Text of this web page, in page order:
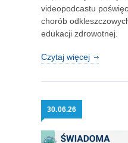
videopodcastu
chorób
edukacji zdrowotnej.
Czytaj więcej
30.06.26